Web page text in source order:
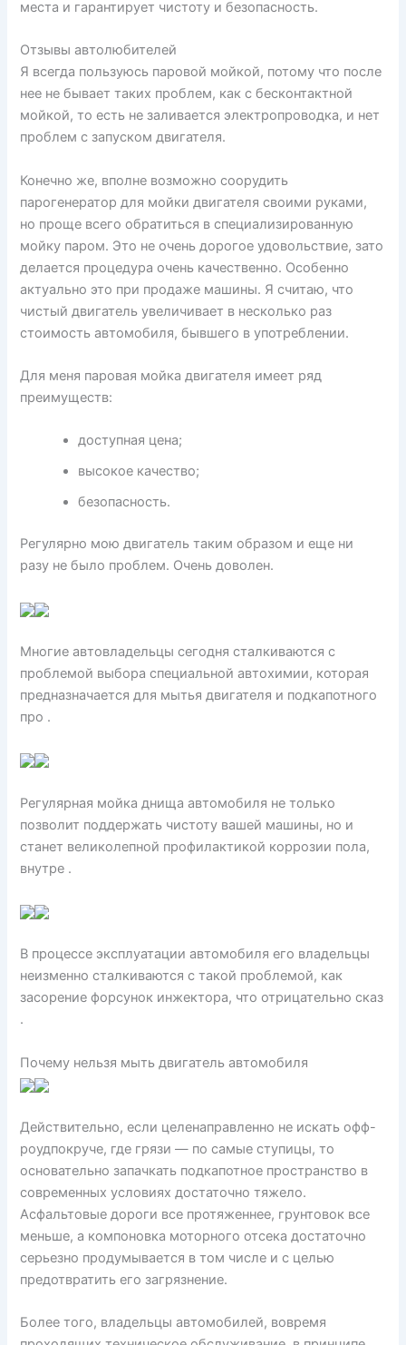
места и гарантирует чистоту и безопасность.
Отзывы автолюбителей
Я всегда пользуюсь паровой мойкой, потому что после
нее не бывает таких проблем, как с бесконтактной
мойкой, то есть не заливается электропроводка, и нет
проблем с запуском двигателя.
Конечно же, вполне возможно соорудить
парогенератор для мойки двигателя своими руками,
но проще всего обратиться в специализированную
мойку паром. Это не очень дорогое удовольствие, зато
делается процедура очень качественно. Особенно
актуально это при продаже машины. Я считаю, что
чистый двигатель увеличивает в несколько раз
стоимость автомобиля, бывшего в употреблении.
Для меня паровая мойка двигателя имеет ряд
преимуществ:
доступная цена;
высокое качество;
безопасность.
Регулярно мою двигатель таким образом и еще ни
разу не было проблем. Очень доволен.
Многие автовладельцы сегодня сталкиваются с
проблемой выбора специальной автохимии, которая
предназначается для мытья двигателя и подкапотного
про .
Регулярная мойка днища автомобиля не только
позволит поддержать чистоту вашей машины, но и
станет великолепной профилактикой коррозии пола,
внутре .
В процессе эксплуатации автомобиля его владельцы
неизменно сталкиваются с такой проблемой, как
засорение форсунок инжектора, что отрицательно сказ
.
Почему нельзя мыть двигатель автомобиля
Действительно, если целенаправленно не искать офф-
роудпокруче, где грязи — по самые ступицы, то
основательно запачкать подкапотное пространство в
современных условиях достаточно тяжело.
Асфальтовые дороги все протяженнее, грунтовок все
меньше, а компоновка моторного отсека достаточно
серьезно продумывается в том числе и с целью
предотвратить его загрязнение.
Более того, владельцы автомобилей, вовремя